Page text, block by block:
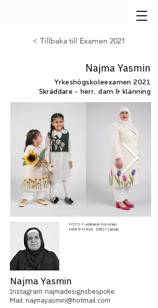
< Tillbaka till Examen 2021
Najma Yasmin
Yrkeshögskoleexamen 2021
Skräddare - herr, dam & klänning
FOTO: Ferdinand Forsman
HÅR & MAKE: DBGY Gårda
Najma Yasmin
Instagram: najmadesignsbespoke
Mail: najmayasmin@hotmail.com